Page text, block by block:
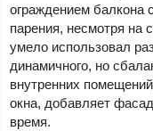
ограждением балкона
парения, несмотря на
умело использовал
динамичного, но
внутренних
окна, добавляет
время.